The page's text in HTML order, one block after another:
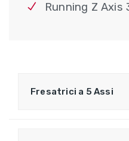
Fresatrici a 5 Assi
Running Z Axis